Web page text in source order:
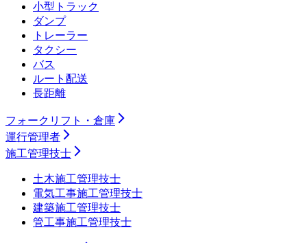
小型トラック
ダンプ
トレーラー
タクシー
バス
ルート配送
長距離
フォークリフト・倉庫
運行管理者
施工管理技士
土木施工管理技士
電気工事施工管理技士
建築施工管理技士
管工事施工管理技士